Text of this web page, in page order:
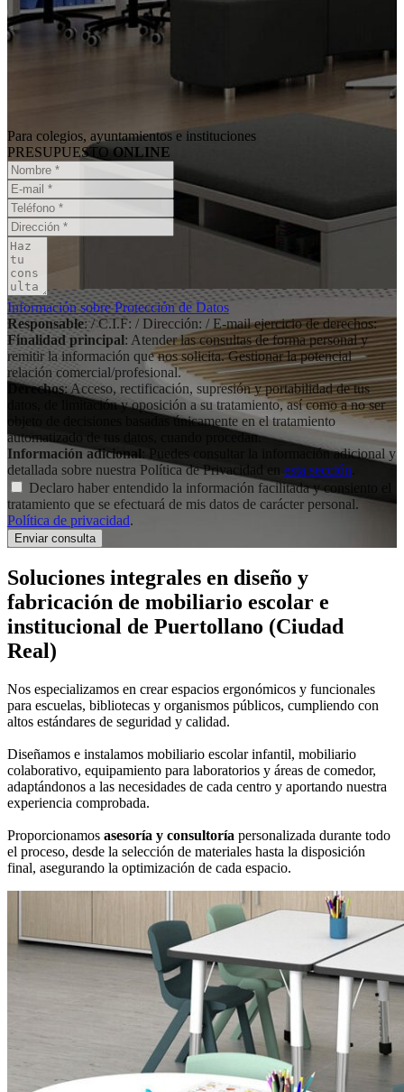
Para colegios, ayuntamientos e instituciones
PRESUPUESTOONLINE
Información sobre Protección de Datos
Responsable: / C.I.F: / Dirección: / E-mail ejercicio de derechos:
Finalidad principal: Atender las consultas de forma personal y
remitir la información que nos solicita. Gestionar la potencial
relación comercial/profesional.
Derechos: Acceso, rectificación, supresión y portabilidad de tus
datos, de limitación y oposición a su tratamiento, así como a no ser
objeto de decisiones basadas únicamente en el tratamiento
automatizado de tus datos, cuando procedan.
Información adicional : Puedes consultar la información adicional y
detallada sobre nuestra Política de Privacidad en esta sección
Declaro haber entendido la información facilitada y consiento el
tratamiento que se efectuará de mis datos de carácter personal.
Política de privacidad.
Soluciones integrales en diseño y
fabricación de mobiliario escolar e
institucional de Puertollano (Ciudad
Real)
Nos especializamos en crear espacios ergonómicos y funcionales
para escuelas, bibliotecas y organismos públicos, cumpliendo con
altos estándares de seguridad y calidad.
Diseñamos e instalamos mobiliario escolar infantil, mobiliario
colaborativo, equipamiento para laboratorios y áreas de comedor,
adaptándonos a las necesidades de cada centro y aportando nuestra
experiencia comprobada.
Proporcionamos asesoría y consultoría personalizada durante todo
el proceso, desde la selección de materiales hasta la disposición
final, asegurando la optimización de cada espacio.